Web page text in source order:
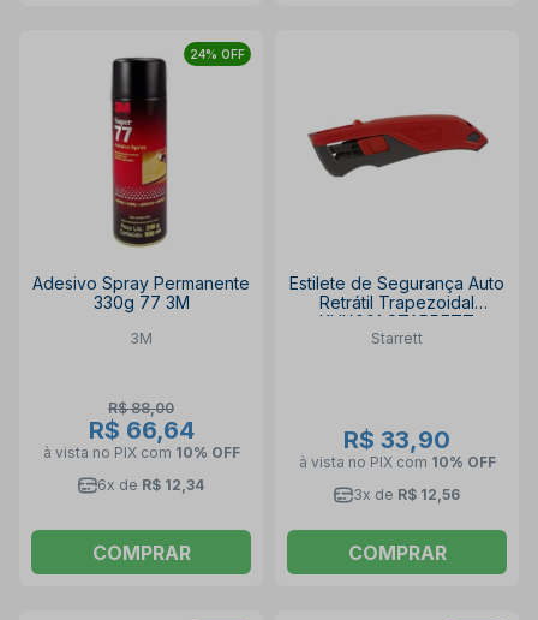
24% OFF
Adesivo Spray Permanente
330g 77 3M
3M
R$ 88,00
R$ 66,64
à vista no PIX com 10% OFF
6x de R$ 12,34
COMPRAR
Estilete de Segurança Auto
Retrátil Trapezoidal
KUX001 STARRETT
Starrett
R$ 33,90
à vista no PIX com 10% OFF
3x de R$ 12,56
COMPRAR